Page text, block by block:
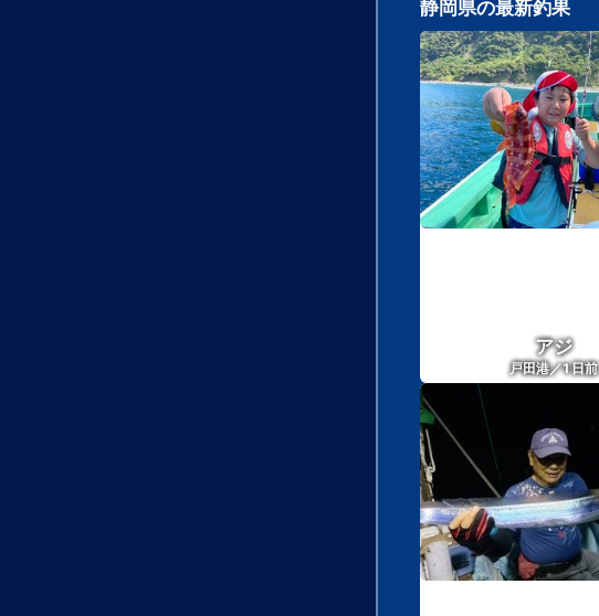
静岡県の最新釣果
アジ
戸田港／1日前